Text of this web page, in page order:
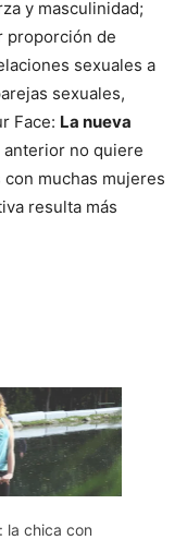
y masculinidad;
proporción de
sexuales a
sexuales,
Face: La nueva
anterior no quiere
muchas mujeres
resulta más
la chica con